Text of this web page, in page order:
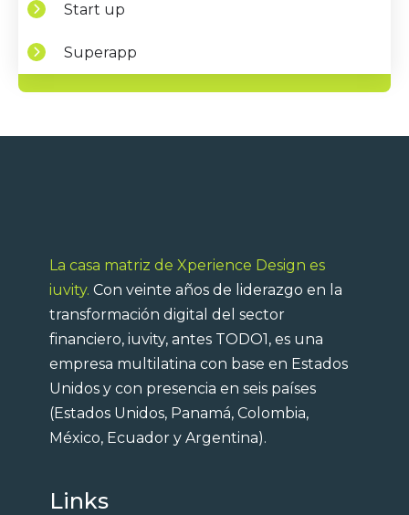
Start up
Superapp
La casa matriz de Xperience Design es
iuvity. Con veinte años de liderazgo en la
transformación digital del sector
financiero, iuvity, antes TODO1, es una
empresa multilatina con base en Estados
Unidos y con presencia en seis países
(Estados Unidos, Panamá, Colombia,
México, Ecuador y Argentina).
Links